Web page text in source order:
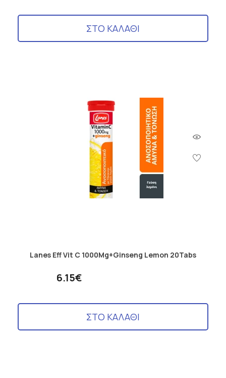
ΣΤΟ ΚΑΛΑΘΙ
Lanes Eff Vit C 1000Mg+Ginseng Lemon 20Tabs
6.15€
ΣΤΟ ΚΑΛΑΘΙ